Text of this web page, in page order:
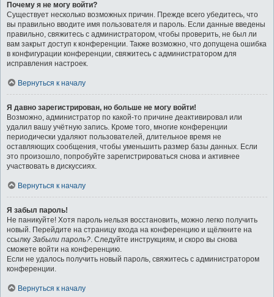
Почему я не могу войти?
Существует несколько возможных причин. Прежде всего убедитесь, что
вы правильно вводите имя пользователя и пароль. Если данные введены
правильно, свяжитесь с администратором, чтобы проверить, не был ли
вам закрыт доступ к конференции. Также возможно, что допущена ошибка
в конфигурации конференции, свяжитесь с администратором для
исправления настроек.
Вернуться к началу
Я давно зарегистрирован, но больше не могу войти!
Возможно, администратор по какой-то причине деактивировал или
удалил вашу учётную запись. Кроме того, многие конференции
периодически удаляют пользователей, длительное время не
оставляющих сообщения, чтобы уменьшить размер базы данных. Если
это произошло, попробуйте зарегистрироваться снова и активнее
участвовать в дискуссиях.
Вернуться к началу
Я забыл пароль!
Не паникуйте! Хотя пароль нельзя восстановить, можно легко получить
новый. Перейдите на страницу входа на конференцию и щёлкните на
ссылку Забыли пароль?. Следуйте инструкциям, и скоро вы снова
сможете войти на конференцию.
Если не удалось получить новый пароль, свяжитесь с администратором
конференции.
Вернуться к началу